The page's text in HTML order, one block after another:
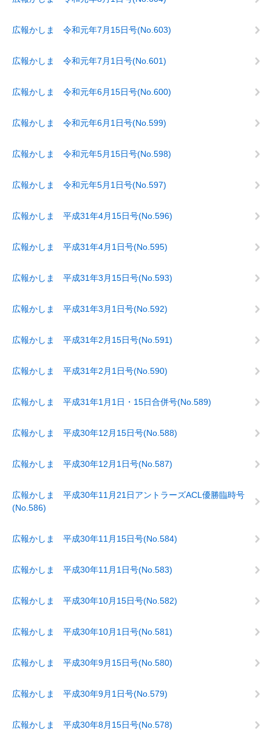
広報かしま 令和元年7月15日号(No.603)
広報かしま 令和元年7月1日号(No.601)
広報かしま 令和元年6月15日号(No.600)
広報かしま 令和元年6月1日号(No.599)
広報かしま 令和元年5月15日号(No.598)
広報かしま 令和元年5月1日号(No.597)
広報かしま 平成31年4月15日号(No.596)
広報かしま 平成31年4月1日号(No.595)
広報かしま 平成31年3月15日号(No.593)
広報かしま 平成31年3月1日号(No.592)
広報かしま 平成31年2月15日号(No.591)
広報かしま 平成31年2月1日号(No.590)
広報かしま 平成31年1月1日・15日合併号(No.589)
広報かしま 平成30年12月15日号(No.588)
広報かしま 平成30年12月1日号(No.587)
広報かしま 平成30年11月21日アントラーズACL優勝臨時号
(No.586)
広報かしま 平成30年11月15日号(No.584)
広報かしま 平成30年11月1日号(No.583)
広報かしま 平成30年10月15日号(No.582)
広報かしま 平成30年10月1日号(No.581)
広報かしま 平成30年9月15日号(No.580)
広報かしま 平成30年9月1日号(No.579)
広報かしま 平成30年8月15日号(No.578)